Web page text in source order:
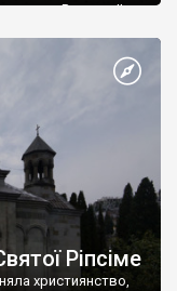
Василю ІІ, та
християнином.
Таврійського
Ріпсіме
християнство,